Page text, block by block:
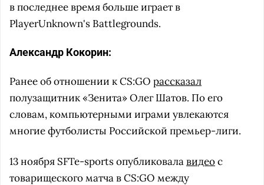
в последнее время больше играет в
PlayerUnknown's Battlegrounds.
Александр Кокорин:
Ранее об отношении к CS:GO рассказал
полузащитник «Зенита» Олег Шатов. По его
словам, компьютерными играми увлекаются
многие футболисты Российской премьер-лиги.
13 ноября SFTe-sports опубликовалавидеос
товарищеского матча в CS:GO между